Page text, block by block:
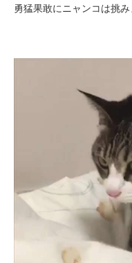
勇猛果敢にニャンコは挑
pecodogs
いぬ部をフォ
PECOアプ